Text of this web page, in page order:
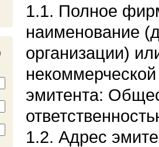
1.1. Полное
наименование
организации)
эмитента:
1.2. Адрес